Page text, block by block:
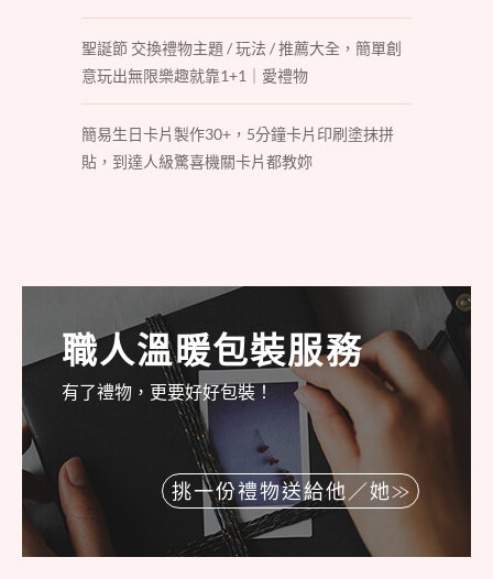
聖誕節 交換禮物主題 / 玩法 / 推薦大全，簡單創
意玩出無限樂趣就靠1+1｜愛禮物
簡易生日卡片製作30+，5分鐘卡片印刷塗抹拼
貼，到達人級驚喜機關卡片都教妳
職人溫暖包裝服務
有了禮物，更要好好包裝！
挑一份禮物送給他／她